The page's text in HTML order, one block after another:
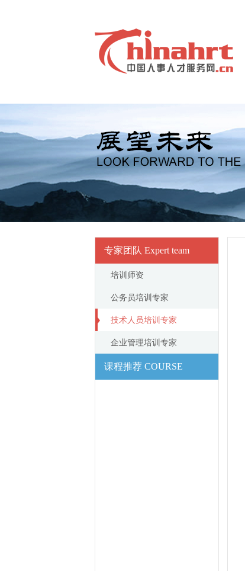
专家团队 Expert team
培训师资
公务员培训专家
技术人员培训专家
企业管理培训专家
课程推荐 COURSE